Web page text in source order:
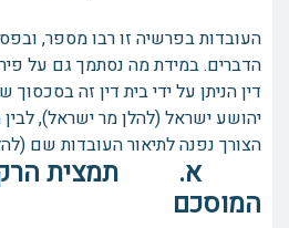
העובדות בפרשיה זו רבו מספר,
הדברים. במידת מה נסתמך גם על
דין הניתן על ידי בית דין זה
יהושע ישראל (להלן מר ישראל), לבין
הצורך נפנה לתיאור העובדות שם
א. תמצית הרקע
המוסכם